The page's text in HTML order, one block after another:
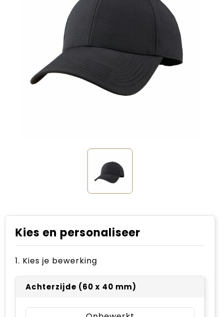
Verjaardagen
Voetbal, EK en WK
Voor de bouw
Kies en personaliseer
1. Kies je bewerking
Achterzijde (60 x 40 mm)